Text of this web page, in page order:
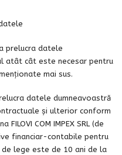
prelucra datele
atât cât este necesar pentru
mai sus.
datele dumneavoastră
și ulterior conform
COM IMPEX SRL (de
financiar-contabile pentru
lege este de 10 ani de la